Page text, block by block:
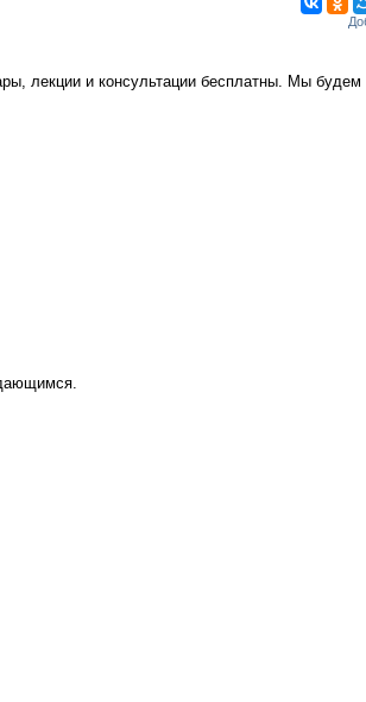
лекции и консультации бесплатны. Мы